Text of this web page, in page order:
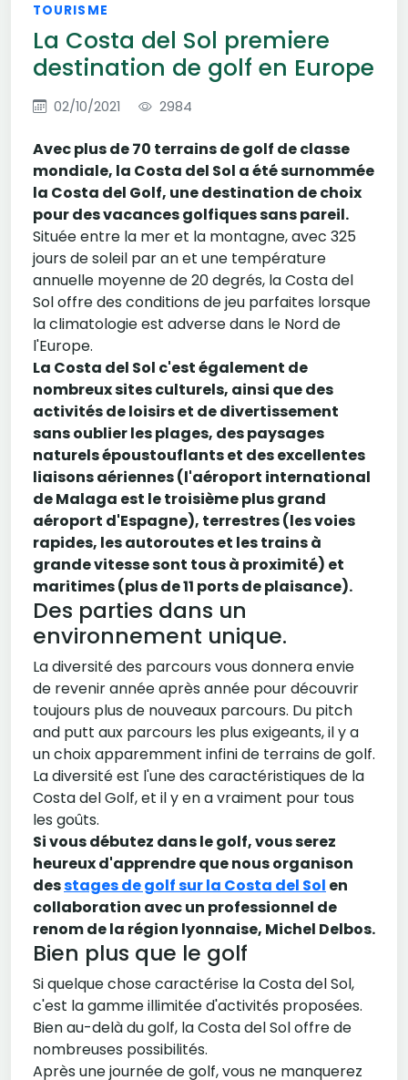
TOURISME
La Costa del Sol premiere
destination de golf en Europe
02/10/2021 2984
Avec plus de 70 terrains de golf de classe
mondiale, la Costa del Sol a été surnommée
la Costa del Golf, une destination de choix
pour des vacances golfiques sans pareil.
Située entre la mer et la montagne, avec 325
jours de soleil par an et une température
annuelle moyenne de 20 degrés, la Costa del
Sol offre des conditions de jeu parfaites lorsque
la climatologie est adverse dans le Nord de
l'Europe.
La Costa del Sol c'est également de
nombreux sites culturels, ainsi que des
activités de loisirs et de divertissement
sans oublier les plages, des paysages
naturels époustouflants et des excellentes
liaisons aériennes (l'aéroport international
de Malaga est le troisième plus grand
aéroport d'Espagne), terrestres (les voies
rapides, les autoroutes et les trains à
grande vitesse sont tous à proximité) et
maritimes (plus de 11 ports de plaisance).
Des parties dans un
environnement unique.
La diversité des parcours vous donnera envie
de revenir année après année pour découvrir
toujours plus de nouveaux parcours. Du pitch
and putt aux parcours les plus exigeants, il y a
un choix apparemment infini de terrains de golf.
La diversité est l'une des caractéristiques de la
Costa del Golf, et il y en a vraiment pour tous
les goûts.
Si vous débutez dans le golf, vous serez
heureux d'apprendre que nous organison
desstages de golf sur la Costa del Sol en
collaboration avec un professionnel de
renom de la région lyonnaise, Michel Delbos.
Bien plus que le golf
Si quelque chose caractérise la Costa del Sol,
c'est la gamme illimitée d'activités proposées.
Bien au-delà du golf, la Costa del Sol offre de
nombreuses possibilités.
Après une journée de golf, vous ne manquerez